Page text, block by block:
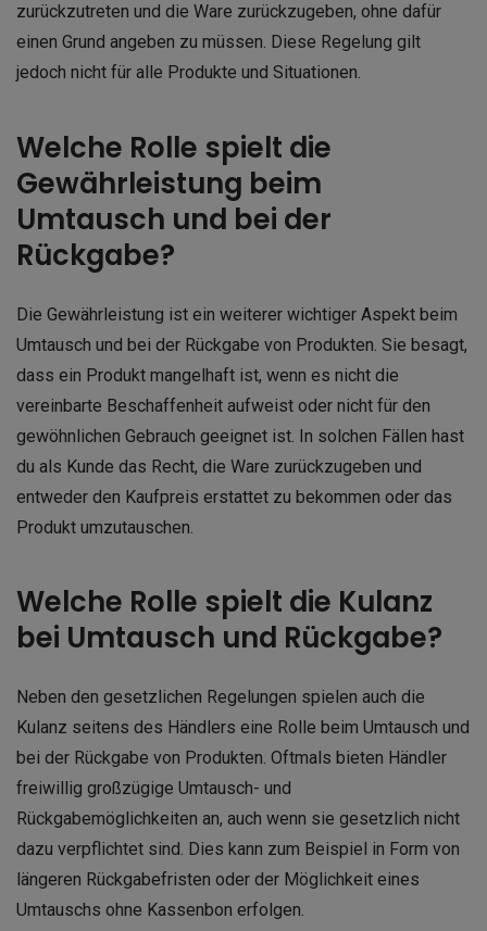
zurückzutreten und die Ware zurückzugeben, ohne dafür
einen Grund angeben zu müssen. Diese Regelung gilt
jedoch nicht für alle Produkte und Situationen.
Welche Rolle spielt die
Gewährleistung beim
Umtausch und bei der
Rückgabe?
Die Gewährleistung ist ein weiterer wichtiger Aspekt beim
Umtausch und bei der Rückgabe von Produkten. Sie besagt,
dass ein Produkt mangelhaft ist, wenn es nicht die
vereinbarte Beschaffenheit aufweist oder nicht für den
gewöhnlichen Gebrauch geeignet ist. In solchen Fällen hast
du als Kunde das Recht, die Ware zurückzugeben und
entweder den Kaufpreis erstattet zu bekommen oder das
Produkt umzutauschen.
Welche Rolle spielt die Kulanz
bei Umtausch und Rückgabe?
Neben den gesetzlichen Regelungen spielen auch die
Kulanz seitens des Händlers eine Rolle beim Umtausch und
bei der Rückgabe von Produkten. Oftmals bieten Händler
freiwillig großzügige Umtausch- und
Rückgabemöglichkeiten an, auch wenn sie gesetzlich nicht
dazu verpflichtet sind. Dies kann zum Beispiel in Form von
längeren Rückgabefristen oder der Möglichkeit eines
Umtauschs ohne Kassenbon erfolgen.